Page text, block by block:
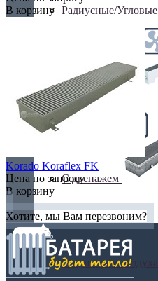
Радиусные/Угловые
С вентилятором
С дренажем
С притоком воздуха
В корзину
Korado Koraflex FK
Цена по запросу
В корзину
Хотите, мы Вам перезвоним?